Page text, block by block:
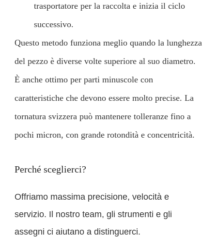
trasportatore per la raccolta e inizia il ciclo
successivo.
Questo metodo funziona meglio quando la lunghezza
del pezzo è diverse volte superiore al suo diametro.
È anche ottimo per parti minuscole con
caratteristiche che devono essere molto precise. La
tornatura svizzera può mantenere tolleranze fino a
pochi micron, con grande rotondità e concentricità.
Perché sceglierci?
Offriamo massima precisione, velocità e
servizio. Il nostro team, gli strumenti e gli
assegni ci aiutano a distinguerci.